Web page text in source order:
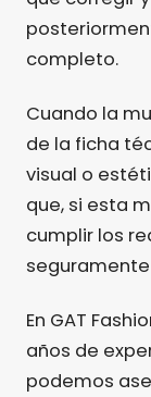
completo.
Cuando la
de la ficha
visual o
que, si esta
cumplir los
En GAT
años de
podemos